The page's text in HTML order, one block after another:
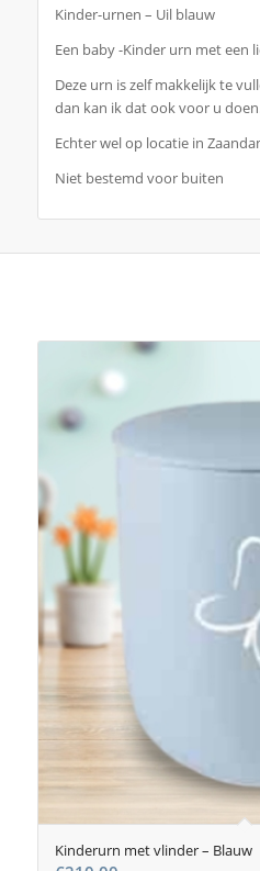
Kinder-urnen – Uil blauw
Een baby -Kinder urn met een
Deze urn is zelf makkelijk te
dan kan ik dat ook voor u
Echter wel op locatie in
Niet bestemd voor buiten
Kinderurn met vlinder – Blauw